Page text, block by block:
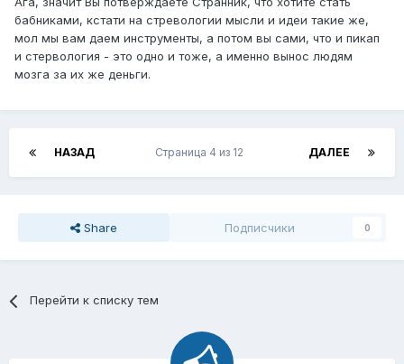
бабниками, кстати на стревологии мысли и идеи такие же,
мол мы вам даем инструменты, а потом вы сами, что и пикап
и стервология - это одно и тоже, а именно вынос людям
мозга за их же деньги.
НАЗАД ДАЛЕЕ
Страница 4 из 12
Share Подписчики 0
Перейти к списку тем